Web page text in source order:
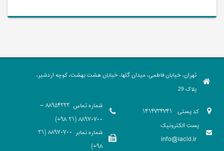
تهران، خیابان فاطمی، میدان گلها، خیابان هشت بهشت، کوچه اردشیر،
پلاک 29
کد پستی
پست الکترونیک
info@iacld.ir
شماره تماس
88954222 -
88970700 (21 98+)
شماره نمابر
88970700 (21
98+)